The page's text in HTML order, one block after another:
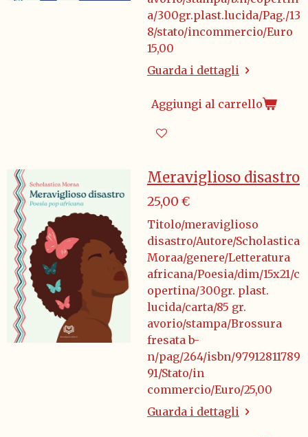
a/300gr.plast.lucida/Pag./13
8/stato/incommercio/Euro
15,00
Guarda i dettagli
Aggiungi al carrello
Meraviglioso disastro
25,00 €
Titolo/meraviglioso
disastro/Autore/Scholastica
Moraa/genere/Letteratura
africana/Poesia/dim/15x21/c
opertina/300gr. plast.
lucida/carta/85 gr.
avorio/stampa/Brossura
fresata b-
n/pag/264/isbn/97912811789
91/Stato/in
commercio/Euro/25,00
Guarda i dettagli